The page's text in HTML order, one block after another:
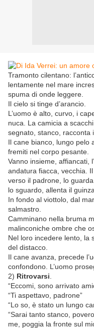
Tramonto cilentano:
lentamente nel mare
spuma di onde leggere.
Il cielo si tinge d’arancio.
L’uomo è alto, curvo, i
nuca. La camicia a
segnato, stanco, racconta
Il cane bianco, lungo pelo
fremiti nel corpo pesante.
Vanno insieme, affiancati,
andatura fiacca, vecchia.
verso il padrone, lo
lo sguardo, allenta il
In fondo al viottolo, dal
salmastro.
Camminano nella bruma
malinconiche ombre che
Nel loro incedere lento, la
del distacco.
Il cane avanza, precede
confondono. L’uomo
2) Ritrovarsi
“Eccomi, sono arrivato
“Ti aspettavo, padrone”
“Lo so, è stato un lungo
“Sarai tanto stanco,
me, poggia la fronte sul